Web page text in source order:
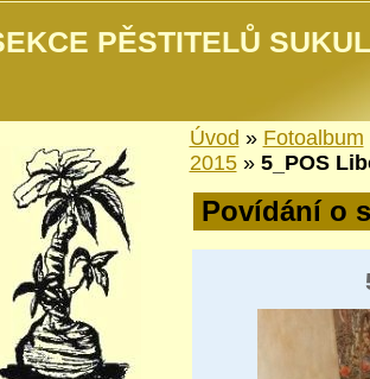
PĚSTITELŮ
Úvod » Fotoalbum
2015» 5_POS
Povídání o